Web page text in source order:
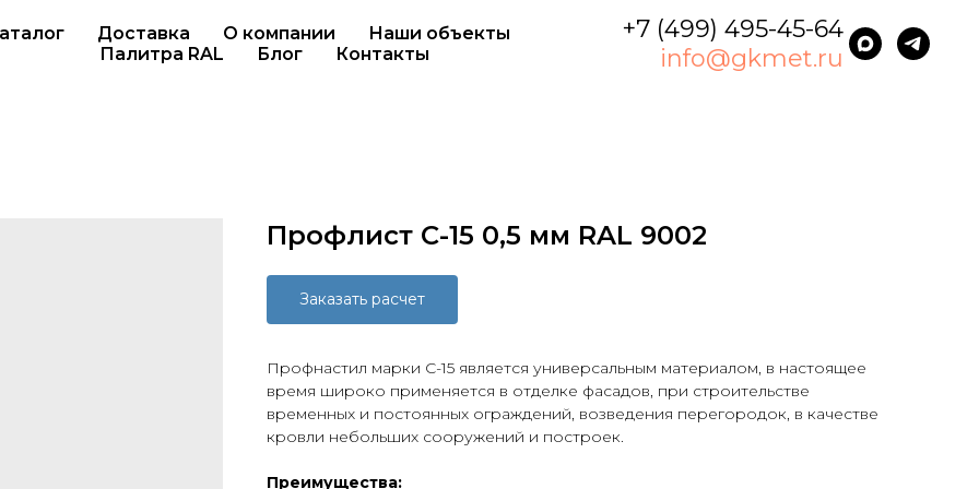
Доставка О компании
Наши объекты
Палитра RAL
Блог Контакты
+7 (499) 495-45-64
info@gkmet.ru
Профлист С-15 0,5 мм RAL 9002
Заказать расчет
Профнастил марки С-15 является универсальным материалом, в настоящее
время широко применяется в отделке фасадов, при строительстве
временных и постоянных ограждений, возведения перегородок, в качестве
кровли небольших сооружений и построек.
Преимущества: